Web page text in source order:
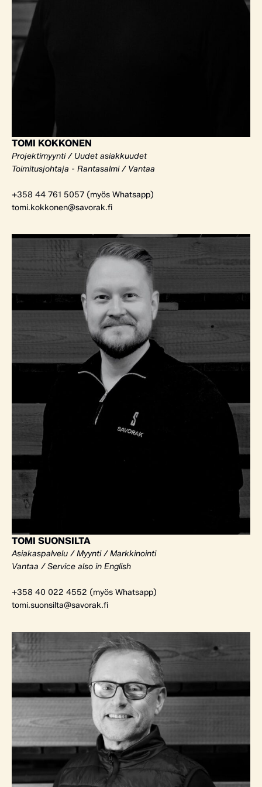
TOMI KOKKONEN
Projektimyynti / Uudet asiakkuudet
Toimitusjohtaja - Rantasalmi / Vantaa
+358 44 761 5057 (myös Whatsapp)
tomi.kokkonen@savorak.fi
TOMI SUONSILTA
Asiakaspalvelu / Myynti / Markkinointi
Vantaa / Service also in English
+358 40 022 4552 (myös Whatsapp)
tomi.suonsilta@savorak.fi